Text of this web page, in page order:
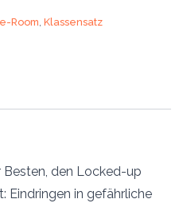
Room, Klassensatz
Besten, den Locked-up
Eindringen in gefährliche